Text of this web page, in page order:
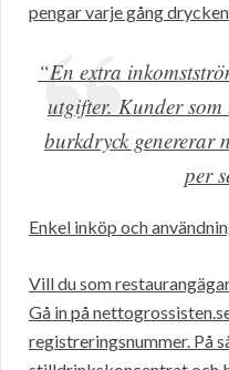
pengar varje gång
“En extra
utgifter. Kunder
burkdryck genererar
per
Enkel inköp och
Vill du som
Gå in på
registreringsnummer. På